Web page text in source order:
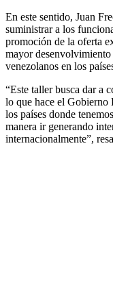
En este sentido, Juan
suministrar a los
promoción de la oferta
mayor
venezolanos en los
“Este taller busca dar a
lo que hace el Gobierno
los países donde
manera ir generando
internacionalmente”,